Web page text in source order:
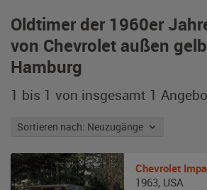
Oldtimer der 1960er
von Chevrolet außen
Hamburg
1 bis 1 von insgesamt 1
Sortieren nach: Neuzugänge
Chevrolet
1963, USA